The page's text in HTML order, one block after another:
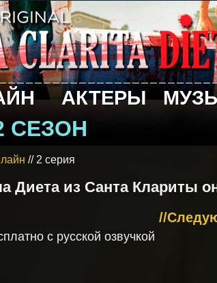
АКТЕРЫ
СЕЗОН
// 2 серия
Диета из Санта Клариты
//
с русской озвучкой